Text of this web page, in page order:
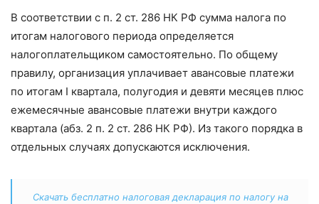
В соответствии с п. 2 ст. 286 НК РФ сумма налога по
итогам налогового периода определяется
налогоплательщиком самостоятельно. По общему
правилу, организация уплачивает авансовые платежи
по итогам I квартала, полугодия и девяти месяцев плюс
ежемесячные авансовые платежи внутри каждого
квартала (абз. 2 п. 2 ст. 286 НК РФ). Из такого порядка в
отдельных случаях допускаются исключения.
Скачать бесплатно налоговая декларация по налогу на